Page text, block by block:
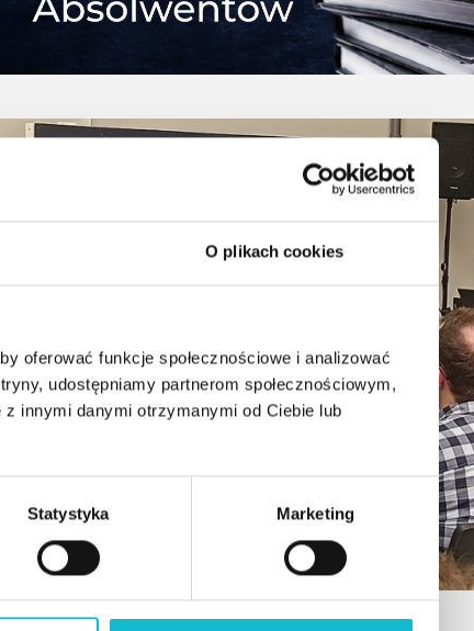
O plikach cookies
oferować funkcje społecznościowe i analizować
udostępniamy partnerom społecznościowym,
innymi danymi otrzymanymi od Ciebie lub
Statystyka Marketing